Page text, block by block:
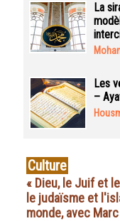
La
Les
–
Culture
« Dieu, le Juif et
le judaïsme et
monde, avec